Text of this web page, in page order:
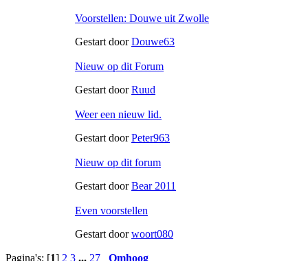
Voorstellen: Douwe uit Zwolle
Gestart doorDouwe63
Nieuw op dit Forum
Gestart doorRuud
Weer een nieuw lid.
Gestart doorPeter963
Nieuw op dit forum
Gestart doorBear 2011
Even voorstellen
Gestart doorwoort080
Pagina's: [1] 2 3 ... 27 Omhoog